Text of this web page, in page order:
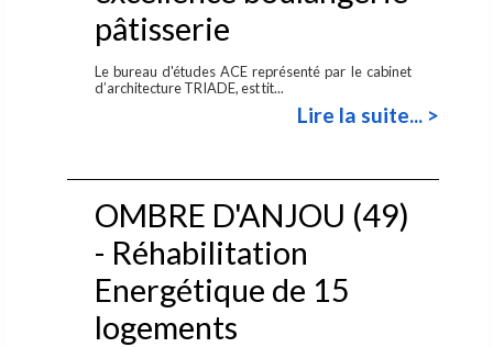
pâtisserie
Le bureau d'études ACE représenté par le cabinet
d’architecture TRIADE, est tit...
Lire la suite... >
OMBRE D'ANJOU (49)
- Réhabilitation
Energétique de 15
logements